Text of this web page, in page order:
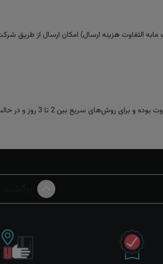
التفاوت هزینه ارسال) امکان ارسال از طریق
بین 2 تا 3 روز و در حالت معمول حدود 7 روز کاری است.